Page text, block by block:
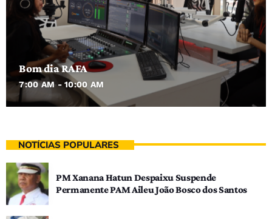
Bom dia RAFA
7:00 AM - 10:00 AM
NOTÍCIAS POPULARES
PM Xanana Hatun Despaixu Suspende
Permanente PAM Aileu João Bosco dos Santos